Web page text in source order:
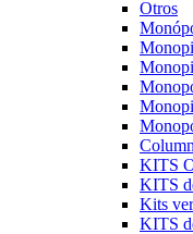
Otros
KITS
KITS
Kits
KITS